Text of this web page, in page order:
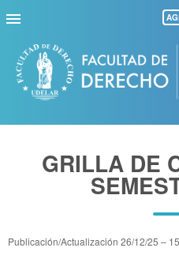
GRILLA DE
Publicación/Actualización 26/12/25 –